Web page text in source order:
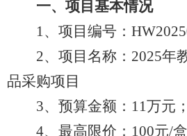
一、项目基本情况
1、项目编号：
2、项目名称：2025年
品采购项目
3、预算金额：11万元；
4、最高限价：100元/盒